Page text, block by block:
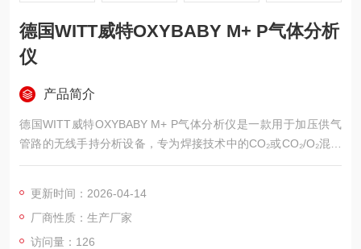
德国WITT威特OXYBABY M+ P气体分析
仪
产品简介
德国WITT威特OXYBABY M+ P气体分析仪是一款用于加压供气
管路的无线手持分析设备，专为焊接技术中的CO₂或CO₂/O₂混合
气体浓度核查而设计。仪器配备大型背光图形显示屏与多语言菜
集成基础数据记录能力，可通过USB端口完成充电。外壳光滑易
清洁，适配多种接头选件，满足现场快速、准确的气体成分测定
需求。
更新时间：2026-04-14
厂商性质：生产厂家
访问量：126